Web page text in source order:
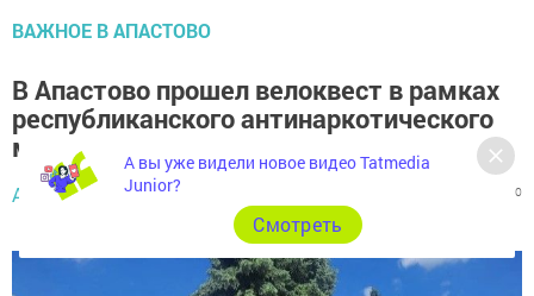
ВАЖНОЕ В АПАСТОВО
В Апастово прошел велоквест в рамках
республиканского антинаркотического
месячника
Апастово-информ, 0
А вы уже видели новое видео Tatmedia
Junior?
Cмотреть